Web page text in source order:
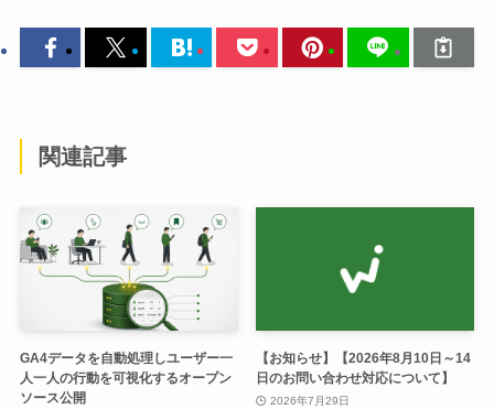
関連記事
GA4データを自動処理しユーザー一
人一人の行動を可視化するオープン
ソース公開
【お知らせ】【2026年8月10日～14
日のお問い合わせ対応について】
2026年7月29日